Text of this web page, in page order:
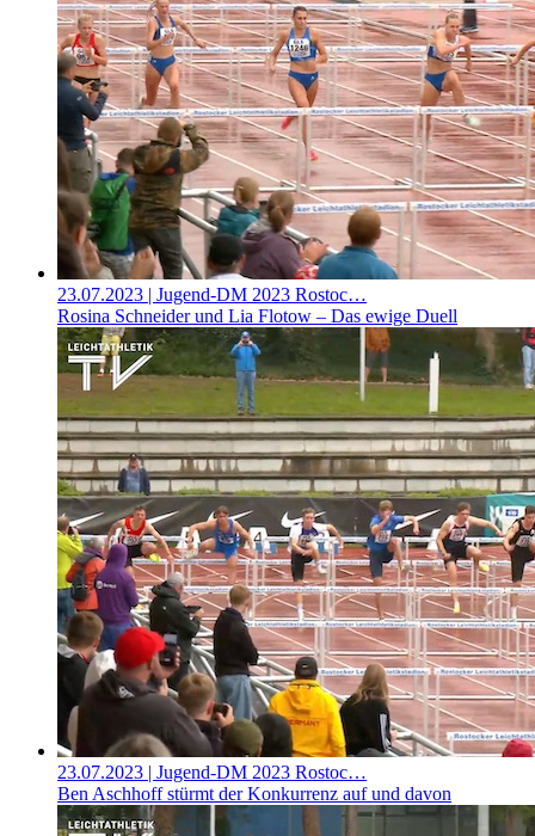
23.07.2023 | Jugend-DM 2023 Rostoc…
Rosina Schneider und Lia Flotow – Das ewige Duell
23.07.2023 | Jugend-DM 2023 Rostoc…
Ben Aschhoff stürmt der Konkurrenz auf und davon